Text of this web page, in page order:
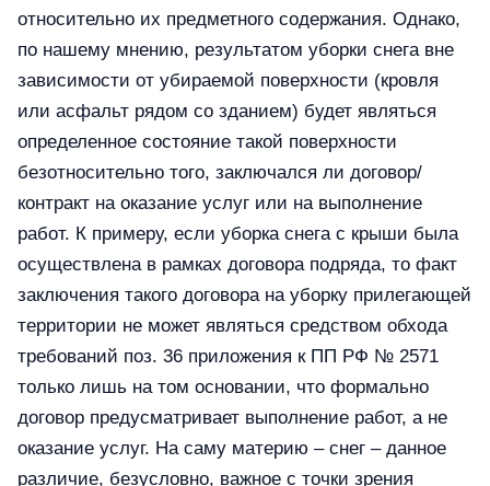
относительно их предметного содержания. Однако,
по нашему мнению, результатом уборки снега вне
зависимости от убираемой поверхности (кровля
или асфальт рядом со зданием) будет являться
определенное состояние такой поверхности
безотносительно того, заключался ли договор/
контракт на оказание услуг или на выполнение
работ. К примеру, если уборка снега с крыши была
осуществлена в рамках договора подряда, то факт
заключения такого договора на уборку прилегающей
территории не может являться средством обхода
требований поз. 36 приложения к ПП РФ № 2571
только лишь на том основании, что формально
договор предусматривает выполнение работ, а не
оказание услуг. На саму материю – снег – данное
различие, безусловно, важное с точки зрения